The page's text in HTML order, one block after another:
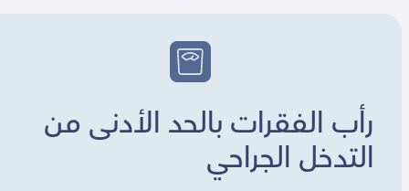
رأب الفقرات بالحد الأدنى من
التدخل الجراحي